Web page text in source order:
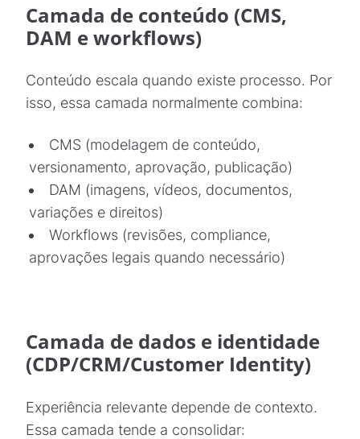
Camada de conteúdo (CMS,
DAM e workflows)
Conteúdo escala quando existe processo. Por
isso, essa camada normalmente combina:
CMS (modelagem de conteúdo,
versionamento, aprovação, publicação)
DAM (imagens, vídeos, documentos,
variações e direitos)
Workflows (revisões, compliance,
aprovações legais quando necessário)
Camada de dados e identidade
(CDP/CRM/Customer Identity)
Experiência relevante depende de contexto.
Essa camada tende a consolidar: